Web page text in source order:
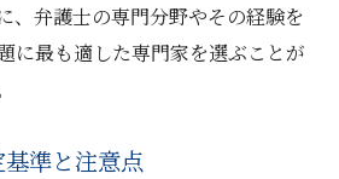
、弁護士の専門分野やその経験を
に最も適した専門家を選ぶことが
準と注意点